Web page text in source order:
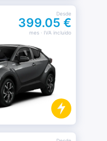
Desde
399.05 €
mes· IVA incluido